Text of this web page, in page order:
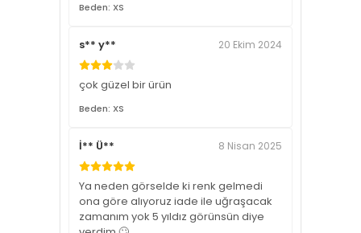
Beden: XS
s** y** 20 Ekim 2024
çok güzel bir ürün
Beden: XS
İ** Ü** 8 Nisan 2025
Ya neden görselde ki renk gelmedi
ona göre alıyoruz iade ile uğraşacak
zamanım yok 5 yıldız görünsün diye